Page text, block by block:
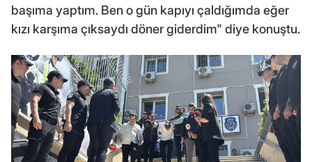
başıma yaptım. Ben o gün kapıyı çaldığımda eğer
kızı karşıma çıksaydı döner giderdim" diye konuştu.